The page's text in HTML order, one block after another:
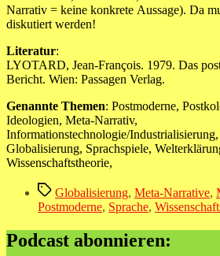
Narrativ = keine konkrete Aussage). Da
diskutiert werden!
Literatur:
LYOTARD, Jean-François. 1979. Das
Bericht. Wien: Passagen Verlag.
Genannte Themen: Postmoderne,
Ideologien, Meta-Narrativ,
Informationstechnologie/
Globalisierung, Sprachspiele,
Wissenschaftstheorie,
Schlagwörter
Globalisierung, Meta-Narrative,
Postmoderne, Sprache,
Podcast abonnieren: